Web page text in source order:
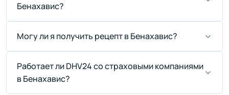
Бенахавис?
Могу ли я получить рецепт в Бенахавис?
Работает ли DHV24 со страховыми компаниями
в Бенахавис?